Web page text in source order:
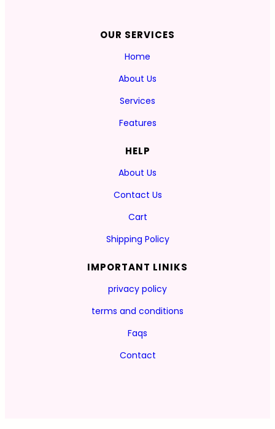
OUR SERVICES
Home
About Us
Services
Features
HELP
About Us
Contact Us
Cart
Shipping Policy
IMPORTANT LINIKS
privacy policy
terms and conditions
Faqs
Contact